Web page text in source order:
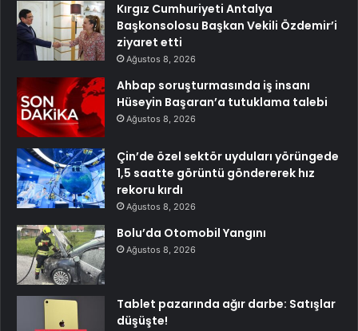
Kırgız Cumhuriyeti Antalya
Başkonsolosu Başkan Vekili Özdemir’i
ziyaret etti
Ağustos 8, 2026
Ahbap soruşturmasında iş insanı
Hüseyin Başaran’a tutuklama talebi
Ağustos 8, 2026
Çin’de özel sektör uyduları yörüngede
1,5 saatte görüntü göndererek hız
rekoru kırdı
Ağustos 8, 2026
Bolu’da Otomobil Yangını
Ağustos 8, 2026
Tablet pazarında ağır darbe: Satışlar
düşüşte!